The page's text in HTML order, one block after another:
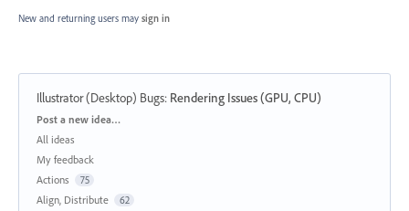
New and returning users may sign in
Illustrator (Desktop) Bugs: Rendering Issues (GPU, CPU)
Categories
Post a new idea…
All ideas
My feedback
Actions
75
Align, Distribute 62